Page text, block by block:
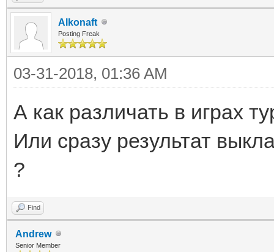
Alkonaft
Posting Freak
03-31-2018, 01:36 AM
А как различать в играх
Или сразу результат
?
Find
Andrew
Senior Member